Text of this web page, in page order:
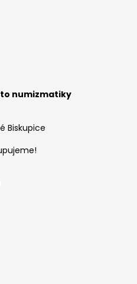
numizmatiky
Biskupice